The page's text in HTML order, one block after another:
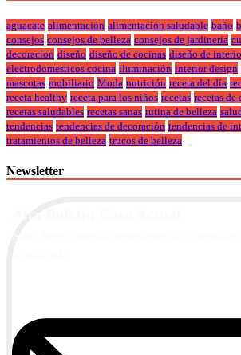
aguacate alimentación alimentación saludable baño
consejos consejos de belleza consejos de jardineria
decoracion diseño diseño de cocinas diseño de
electrodomesticos cocina iluminación interior design
mascotas mobiliario Moda nutrición receta del día
receta healthy receta para los niños recetas recetas de
recetas saludables recetas sanas rutina de belleza
tendencias tendencias de decoración tendencias de
tratamientos de belleza trucos de belleza
Newsletter